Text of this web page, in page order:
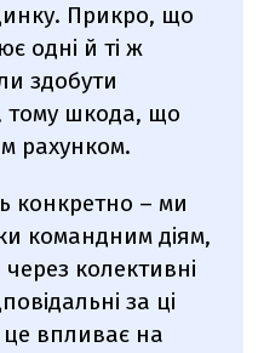
Прикро, що
одні й ті ж
здобути
тому шкода, що
рахунком.
конкретно – ми
командним діям,
колективні
за ці
це впливає на